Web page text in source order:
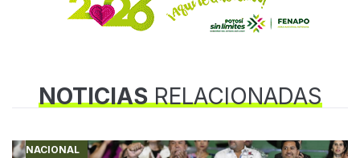
NOTICIASRELACIONADAS
NACIONAL